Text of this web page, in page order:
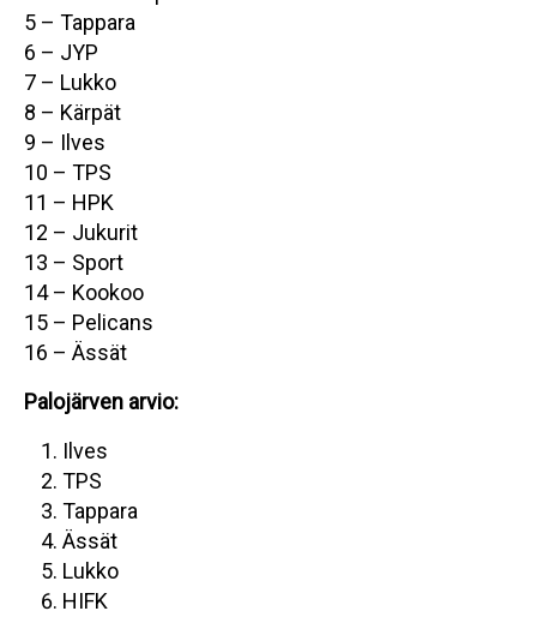
5 – Tappara
6 – JYP
7 – Lukko
8 – Kärpät
9 – Ilves
10 – TPS
11 – HPK
12 – Jukurit
13 – Sport
14 – Kookoo
15 – Pelicans
16 – Ässät
Palojärven arvio:
Ilves
TPS
Tappara
Ässät
Lukko
HIFK